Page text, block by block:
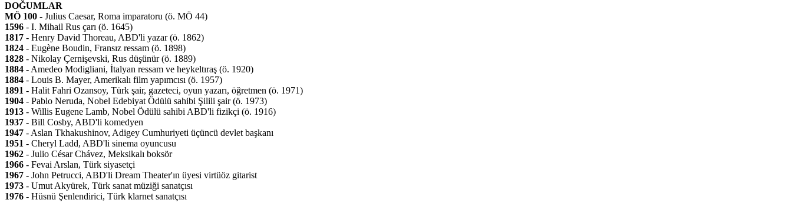
DOĞUMLAR
MÖ 100 - Julius Caesar, Roma imparatoru (ö. MÖ 44)
1596 - I. Mihail Rus çarı (ö. 1645)
1817 - Henry David Thoreau, ABD'li yazar (ö. 1862)
1824 - Eugène Boudin, Fransız ressam (ö. 1898)
1828 - Nikolay Çernişevski, Rus düşünür (ö. 1889)
1884 - Amedeo Modigliani, İtalyan ressam ve heykeltıraş (ö. 1920)
1884 - Louis B. Mayer, Amerikalı film yapımcısı (ö. 1957)
1891 - Halit Fahri Ozansoy, Türk şair, gazeteci, oyun yazarı, öğretmen (ö. 1971)
1904 - Pablo Neruda, Nobel Edebiyat Ödülü sahibi Şilili şair (ö. 1973)
1913 - Willis Eugene Lamb, Nobel Ödülü sahibi ABD'li fizikçi (ö. 1916)
1937 - Bill Cosby, ABD'li komedyen
1947 - Aslan Tkhakushinov, Adigey Cumhuriyeti üçüncü devlet başkanı
1951 - Cheryl Ladd, ABD'li sinema oyuncusu
1962 - Julio César Chávez, Meksikalı boksör
1966 - Fevai Arslan, Türk siyasetçi
1967 - John Petrucci, ABD'li Dream Theater'ın üyesi virtüöz gitarist
1973 - Umut Akyürek, Türk sanat müziği sanatçısı
1976 - Hüsnü Şenlendirici, Türk klarnet sanatçısı